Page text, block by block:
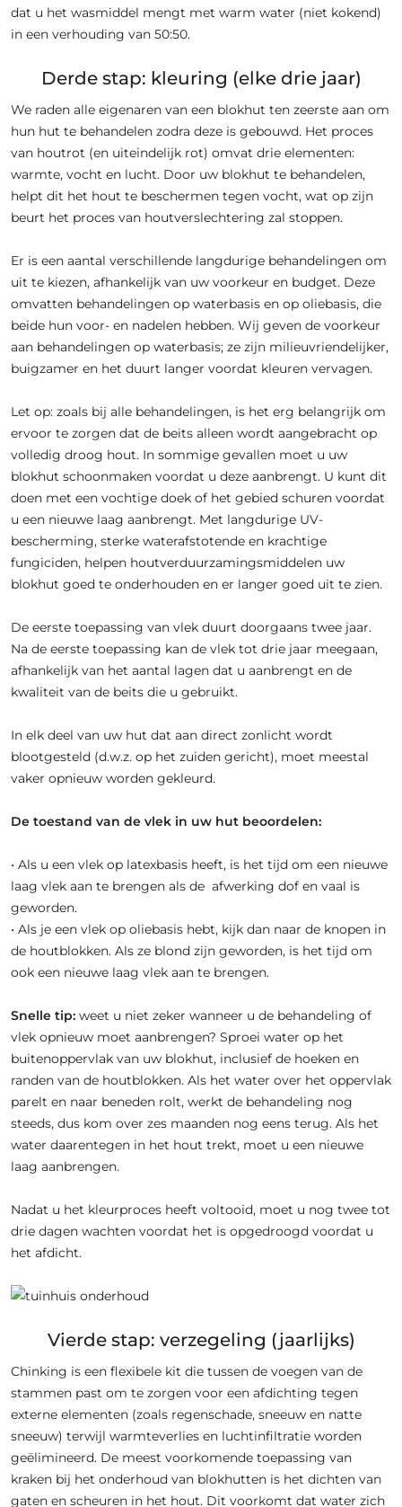
dat u het wasmiddel mengt met warm water (niet kokend)
in een verhouding van 50:50.
Derde stap: kleuring (elke drie jaar)
We raden alle eigenaren van een blokhut ten zeerste aan om
hun hut te behandelen zodra deze is gebouwd. Het proces
van houtrot (en uiteindelijk rot) omvat drie elementen:
warmte, vocht en lucht. Door uw blokhut te behandelen,
helpt dit het hout te beschermen tegen vocht, wat op zijn
beurt het proces van houtverslechtering zal stoppen.
Er is een aantal verschillende langdurige behandelingen om
uit te kiezen, afhankelijk van uw voorkeur en budget. Deze
omvatten behandelingen op waterbasis en op oliebasis, die
beide hun voor- en nadelen hebben. Wij geven de voorkeur
aan behandelingen op waterbasis; ze zijn milieuvriendelijker,
buigzamer en het duurt langer voordat kleuren vervagen.
Let op: zoals bij alle behandelingen, is het erg belangrijk om
ervoor te zorgen dat de beits alleen wordt aangebracht op
volledig droog hout. In sommige gevallen moet u uw
blokhut schoonmaken voordat u deze aanbrengt. U kunt dit
doen met een vochtige doek of het gebied schuren voordat
u een nieuwe laag aanbrengt. Met langdurige UV-
bescherming, sterke waterafstotende en krachtige
fungiciden, helpen houtverduurzamingsmiddelen uw
blokhut goed te onderhouden en er langer goed uit te zien.
De eerste toepassing van vlek duurt doorgaans twee jaar.
Na de eerste toepassing kan de vlek tot drie jaar meegaan,
afhankelijk van het aantal lagen dat u aanbrengt en de
kwaliteit van de beits die u gebruikt.
In elk deel van uw hut dat aan direct zonlicht wordt
blootgesteld (d.w.z. op het zuiden gericht), moet meestal
vaker opnieuw worden gekleurd.
De toestand van de vlek in uw hut beoordelen:
• Als u een vlek op latexbasis heeft, is het tijd om een ​​nieuwe
laag vlek aan te brengen als de afwerking dof en vaal is
geworden.
• Als je een vlek op oliebasis hebt, kijk dan naar de knopen in
de houtblokken. Als ze blond zijn geworden, is het tijd om
ook een nieuwe laag vlek aan te brengen.
Snelle tip: weet u niet zeker wanneer u de behandeling of
vlek opnieuw moet aanbrengen? Sproei water op het
buitenoppervlak van uw blokhut, inclusief de hoeken en
randen van de houtblokken. Als het water over het oppervlak
parelt en naar beneden rolt, werkt de behandeling nog
steeds, dus kom over zes maanden nog eens terug. Als het
water daarentegen in het hout trekt, moet u een nieuwe
laag aanbrengen.
Nadat u het kleurproces heeft voltooid, moet u nog twee tot
drie dagen wachten voordat het is opgedroogd voordat u
het afdicht.
Vierde stap: verzegeling (jaarlijks)
Chinking is een flexibele kit die tussen de voegen van de
stammen past om te zorgen voor een afdichting tegen
externe elementen (zoals regenschade, sneeuw en natte
sneeuw) terwijl warmteverlies en luchtinfiltratie worden
geëlimineerd. De meest voorkomende toepassing van
kraken bij het onderhoud van blokhutten is het dichten van
gaten en scheuren in het hout. Dit voorkomt dat water zich